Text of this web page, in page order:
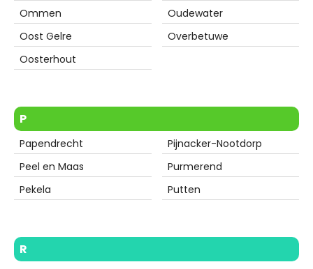
Ommen
Oost Gelre
Oosterhout
Oudewater
Overbetuwe
P
Papendrecht
Peel en Maas
Pekela
Pijnacker-Nootdorp
Purmerend
Putten
R